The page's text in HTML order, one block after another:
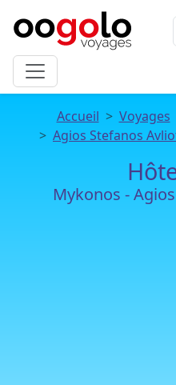
Accueil Voyages
Agios Stefanos
Mykonos -